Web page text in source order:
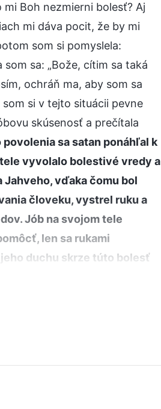
Boh nezmierni bolesť? Aj
mi dáva pocit, že by mi
som si pomyslela:
sa: „Bože, cítim sa taká
ochráň ma, aby som sa
si v tejto situácii pevne
skúsenosť a prečítala
povolenia sa satan ponáhľal k
vyvolalo bolestivé vredy a
vďaka čomu bol
človeku, vystrel ruku a
Jób na svojom tele
len sa rukami
duchu skrze túto bolesť
ruku, aby zasiahol Jóbove
takú bolesť dosiahla svoje